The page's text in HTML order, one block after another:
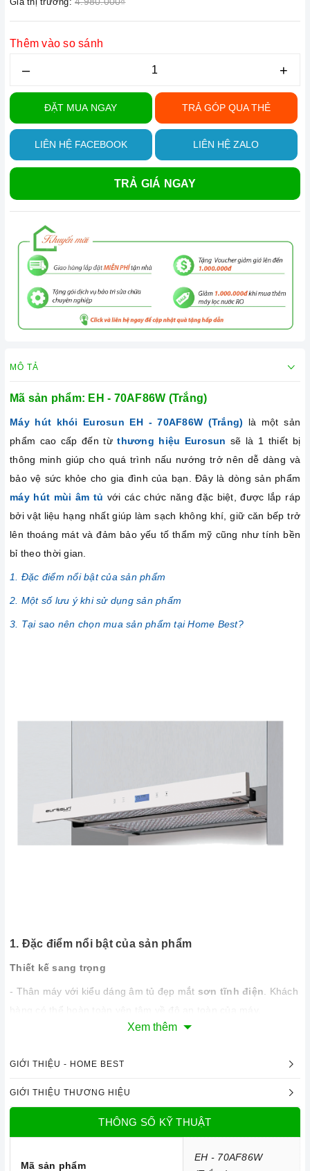
Thêm vào so sánh
– +
ĐẶT MUA NGAY TRẢ GÓP QUA THẺ
LIÊN HỆ FACEBOOK LIÊN HỆ ZALO
TRẢ GIÁ NGAY
MÔ TẢ
Mã sản phẩm: EH - 70AF86W (Trắng)
Máy hút khói Eurosun EH - 70AF86W (Trắng) là một sản
phẩm cao cấp đến từthương hiệu Eurosun sẽ là 1 thiết bị
thông minh giúp cho quá trình nấu nướng trở nên dễ dàng và
bảo vệ sức khỏe cho gia đình của bạn. Đây là dòng sản phẩm
máy hút mùi âm tủ với các chức năng đặc biệt, được lắp ráp
bởi vật liệu hạng nhất giúp làm sạch không khí, giữ căn bếp trở
lên thoáng mát và đảm bảo yếu tố thẩm mỹ cũng như tính bền
bỉ theo thời gian.
1. Đặc điểm nổi bật của sản phẩm
2. Một số lưu ý khi sử dụng sản phẩm
3. Tại sao nên chọn mua sản phẩm tại Home Best?
1. Đặc điểm nổi bật của sản phẩm
Thiết kế sang trọng
- Thân máy với kiểu dáng âm tủ đẹp mắt sơn tĩnh điện . Khách
hàng có thể hoàn toàn yên tâm về độ an toàn của máy.
kích thước 700 x 310 x 285 mm
xứng. Máy phù hợp với những không gian rộng rãi sẽ tăng
thêm vẻ sang trọng cho gian bếp của bạn.
Xem thêm
GIỚI THIỆU - HOME BEST
GIỚI THIỆU THƯƠNG HIỆU
THÔNG SỐ KỸ THUẬT
Mã sản phẩm
EH - 70AF86W